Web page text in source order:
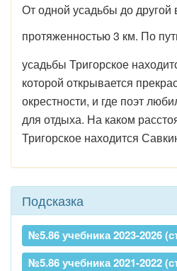
От одной усадьбы до другой
протяженностью 3 км. По
усадьбы Тригорское
которой открывается
окрестности, и где поэт
для отдыха. На каком
Тригорское находится
Подсказка
№5.86 учебника 2023-2026
№5.86 учебника 2021-2022